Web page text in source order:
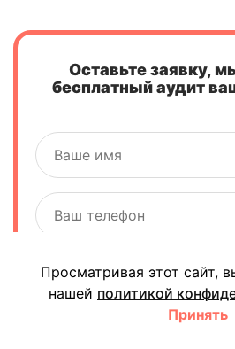
Оставьте заявку,
бесплатный аудит
Просматривая этот сайт,
нашей политикой
Принять